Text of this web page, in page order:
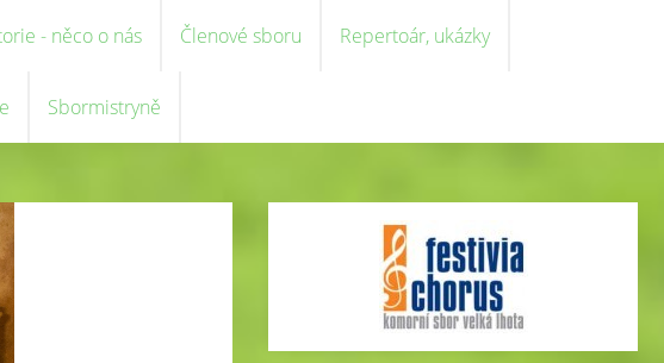
- něco o nás Členové sboru Repertoár, ukázky
Sbormistryně